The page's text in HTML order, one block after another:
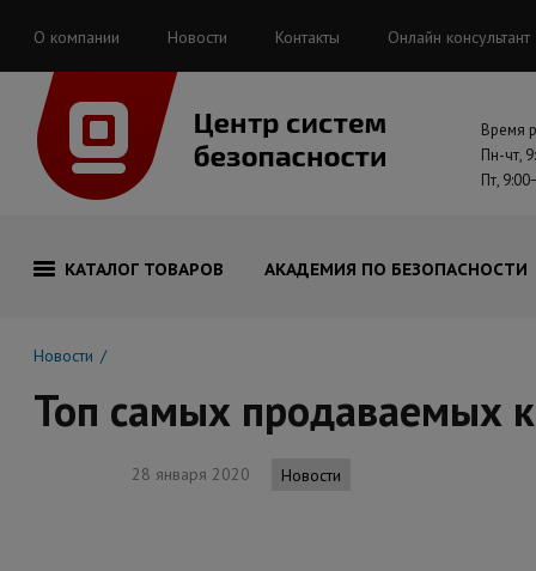
О компании Новости Контакты Онлайн консультант
Время
Пн-чт,
Пт,
КАТАЛОГ ТОВАРОВ АКАДЕМИЯ ПО БЕЗОПАСНОСТИ
Новости
Топ самых продаваемых
28 января 2020 Новости